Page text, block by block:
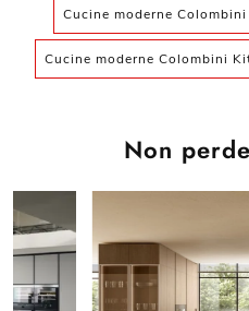
Cucine moderne
Cucine moderne Colombini
Non